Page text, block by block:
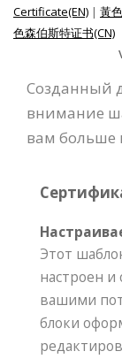
Certificate(EN) | 黃
色森伯斯特证书(CN)
Созданный
внимание
вам больше
Этот
настроен и
вашими
блоки